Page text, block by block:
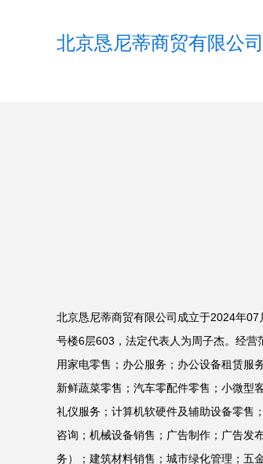
北京恳尼蒂商贸有限公司
北京恳尼蒂商贸有限公司成立于2024年
号楼6层603，法定代表人为周子杰。经
用家电零售；办公服务；办公设备租赁服
新鲜蔬菜零售；汽车零配件零售；小微型
礼仪服务；计算机软硬件及辅助设备零售
咨询；机械设备销售；广告制作；广告发
务）；建筑材料销售；城市绿化管理；五